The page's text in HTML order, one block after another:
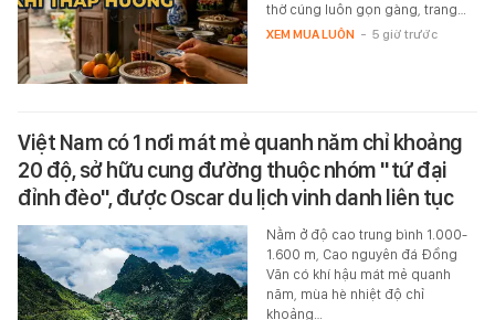
thờ cúng luôn gọn gàng, trang…
XEM MUA LUÔN - 5 giờ trước
Việt Nam có 1 nơi mát mẻ quanh năm chỉ khoảng
20 độ, sở hữu cung đường thuộc nhóm "tứ đại
đỉnh đèo", được Oscar du lịch vinh danh liên tục
Nằm ở độ cao trung bình 1.000-
1.600 m, Cao nguyên đá Đồng
Văn có khí hậu mát mẻ quanh
năm, mùa hè nhiệt độ chỉ
khoảng…